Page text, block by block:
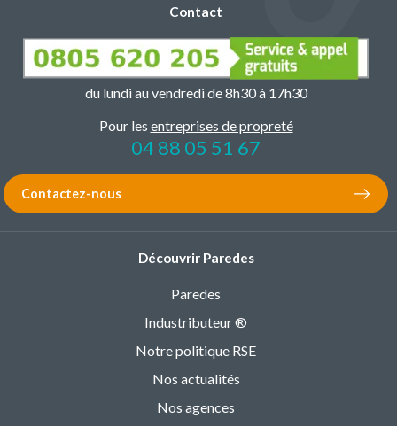
Contact
du lundi au vendredi de 8h30 à 17h30
Pour les entreprises de propreté
04 88 05 51 67
Contactez-nous
Découvrir Paredes
Paredes
Industributeur ®
Notre politique RSE
Nos actualités
Nos agences